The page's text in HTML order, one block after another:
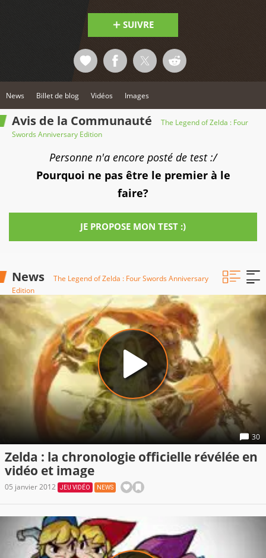
SUIVRE
News Billet de blog Vidéos Images
Avis de la Communauté
The Legend of Zelda : Four
Swords Anniversary Edition
Personne n'a encore posté de test :/
Pourquoi ne pas être le premier à le
faire?
JE PROPOSE MON TEST :)
News
The Legend of Zelda : Four Swords Anniversary
Edition
30
Zelda : la chronologie officielle révélée en
vidéo et image
05 janvier 2012 JEU VIDÉO NEWS